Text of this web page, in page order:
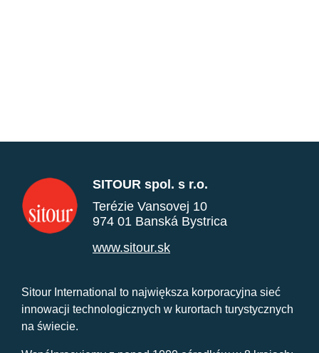
SITOUR spol. s r.o.
Terézie Vansovej 10
974 01 Banská Bystrica
www.sitour.sk
Sitour International to największa korporacyjna sieć
innowacji technologicznych w kurortach turystycznych
na świecie.